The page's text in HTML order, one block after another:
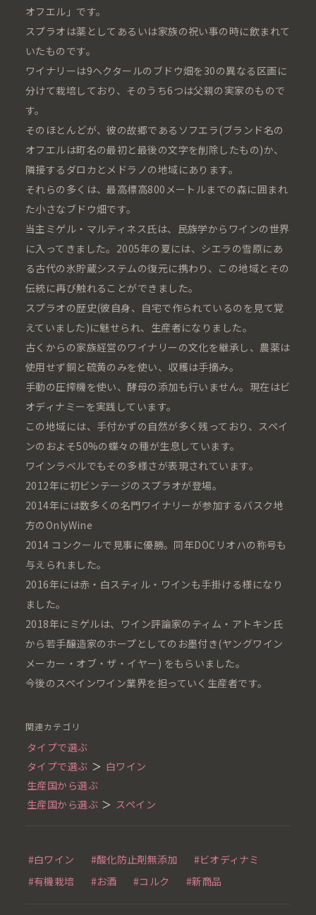
オフエル」です。
スプラオは薬としてあるいは家族の祝い事の時に飲まれて
いたものです。
ワイナリーは9ヘクタールのブドウ畑を30の異なる区画に
分けて栽培しており、そのうち6つは父親の実家のもので
す。
そのほとんどが、彼の故郷であるソフエラ(ブランド名の
オフエルは町名の最初と最後の文字を削除したもの)か、
隣接するダロカとメドラノの地域にあります。
それらの多くは、最高標高800メートルまでの森に囲まれ
た小さなブドウ畑です。
当主ミゲル・マルティネス氏は、民族学からワインの世界
に入ってきました。2005年の夏には、シエラの雪原にあ
る古代の氷貯蔵システムの復元に携わり、この地域とその
伝統に再び触れることができました。
スプラオの歴史(彼自身、自宅で作られているのを見て覚
えていました)に魅せられ、生産者になりました。
古くからの家族経営のワイナリーの文化を継承し、農薬は
使用せず銅と硫黄のみを使い、収穫は手摘み。
手動の圧搾機を使い、酵母の添加も行いません。現在はビ
オディナミーを実践しています。
この地域には、手付かずの自然が多く残っており、スペイ
ンのおよそ50%の蝶々の種が生息しています。
ワインラベルでもその多様さが表現されています。
2012年に初ビンテージのスプラオが登場。
2014年には数多くの名門ワイナリーが参加するバスク地
方のOnlyWine
2014 コンクールで見事に優勝。同年DOCリオハの称号も
与えられました。
2016年には赤・白スティル・ワインも手掛ける様になり
ました。
2018年にミゲルは、ワイン評論家のティム・アトキン氏
から若手醸造家のホープとしてのお墨付き(ヤングワイン
メーカー・オブ・ザ・イヤー) をもらいました。
今後のスペインワイン業界を担っていく生産者です。
関連カテゴリ
タイプで選ぶ
タイプで選ぶ ＞ 白ワイン
生産国から選ぶ
生産国から選ぶ ＞ スペイン
#白ワイン #酸化防止剤無添加
#ビオディナミ
#有機栽培
#お酒 #コルク #新商品